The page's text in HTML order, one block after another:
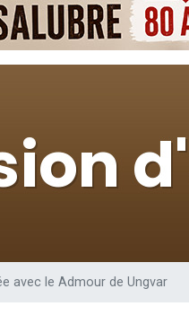
de nous rejoindre sur
donner son Maasser
viennent de faire un don pour
places pour étudier en groupe sur
avec le Admour de Ungvar